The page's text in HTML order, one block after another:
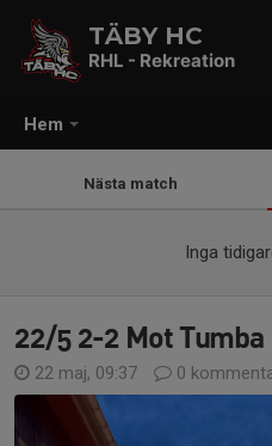
Hem
TÄBY HC
RHL - Rekreation
Nästa match
Inga
22/5 2-2 Mot Tumba
22 maj, 09:37 0